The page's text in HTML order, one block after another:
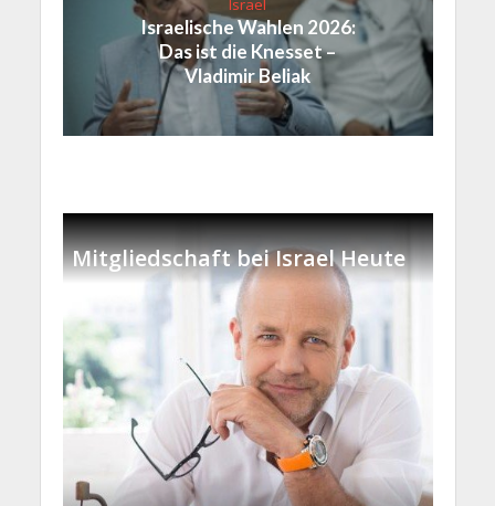
Israel
Israelische Wahlen 2026:
Das ist die Knesset –
Vladimir Beliak
Mitgliedschaft bei Israel Heute